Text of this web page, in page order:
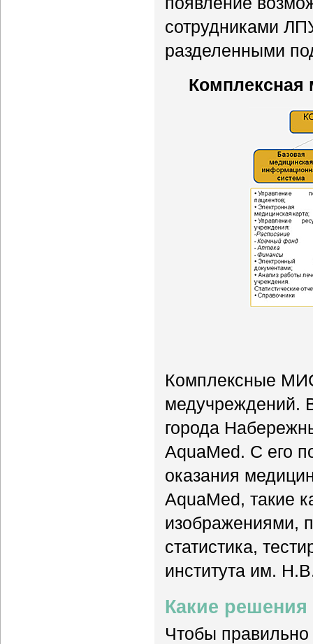
сотрудниками
разделенными
Комплексная
Комплексные
медучреждений.
города
AquaMed. С его
оказания
AquaMed, такие
изображениями,
статистика,
института им.
Какие
Чтобы